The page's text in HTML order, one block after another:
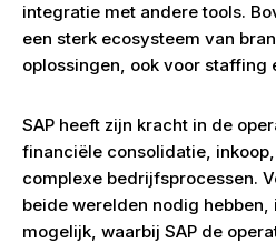
integratie met andere tools.
een sterk ecosysteem van
oplossingen, ook voor staffing
SAP heeft zijn kracht in de
financiële consolidatie,
complexe bedrijfsprocessen.
beide werelden nodig hebben,
mogelijk, waarbij SAP de